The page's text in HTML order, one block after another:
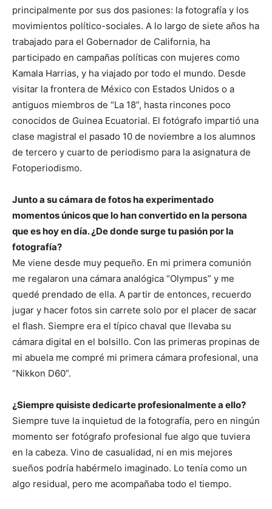
principalmente por sus dos pasiones: la fotografía y los
movimientos político-sociales. A lo largo de siete años ha
trabajado para el Gobernador de California, ha
participado en campañas políticas con mujeres como
Kamala Harrias, y ha viajado por todo el mundo. Desde
visitar la frontera de México con Estados Unidos o a
antiguos miembros de “La 18”, hasta rincones poco
conocidos de Guinea Ecuatorial. El fotógrafo impartió una
clase magistral el pasado 10 de noviembre a los alumnos
de tercero y cuarto de periodismo para la asignatura de
Fotoperiodismo.
Junto a su cámara de fotos ha experimentado
momentos únicos que lo han convertido en la persona
que es hoy en día. ¿De donde surge tu pasión por la
fotografía?
Me viene desde muy pequeño. En mi primera comunión
me regalaron una cámara analógica “Olympus” y me
quedé prendado de ella. A partir de entonces, recuerdo
jugar y hacer fotos sin carrete solo por el placer de sacar
el flash. Siempre era el típico chaval que llevaba su
cámara digital en el bolsillo. Con las primeras propinas de
mi abuela me compré mi primera cámara profesional, una
“Nikkon D60”.
¿Siempre quisiste dedicarte profesionalmente a ello?
Siempre tuve la inquietud de la fotografía, pero en ningún
momento ser fotógrafo profesional fue algo que tuviera
en la cabeza. Vino de casualidad, ni en mis mejores
sueños podría habérmelo imaginado. Lo tenía como un
algo residual, pero me acompañaba todo el tiempo.